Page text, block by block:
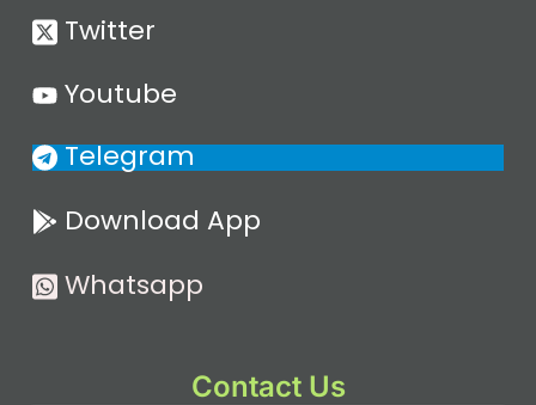
Twitter
Youtube
Telegram
Download App
Whatsapp
Contact Us